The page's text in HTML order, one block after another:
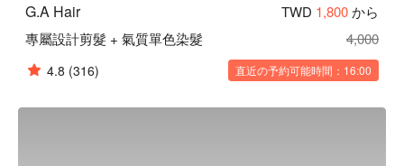
G.A Hair TWD 1,800から
專屬設計剪髮 + 氣質單色染髮
4,000
4.8 (316) 直近の予約可能時間：16:00